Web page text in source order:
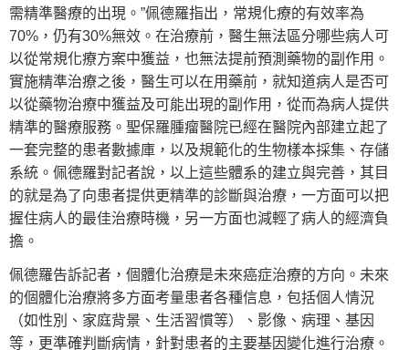
需精準醫療的出現。”佩德羅指出，常規化療的有效率為
70%，仍有30%無效。在治療前，醫生無法區分哪些病人可
以從常規化療方案中獲益，也無法提前預測藥物的副作用。
實施精準治療之後，醫生可以在用藥前，就知道病人是否可
以從藥物治療中獲益及可能出現的副作用，從而為病人提供
精準的醫療服務。聖保羅腫瘤醫院已經在醫院內部建立起了
一套完整的患者數據庫，以及規範化的生物樣本採集、存儲
系統。佩德羅對記者說，以上這些體系的建立與完善，其目
的就是為了向患者提供更精準的診斷與治療，一方面可以把
握住病人的最佳治療時機，另一方面也減輕了病人的經濟負
擔。
佩德羅告訴記者，個體化治療是未來癌症治療的方向。未來
的個體化治療將多方面考量患者各種信息，包括個人情況
（如性別、家庭背景、生活習慣等）、影像、病理、基因
等，更準確判斷病情，針對患者的主要基因變化進行治療。